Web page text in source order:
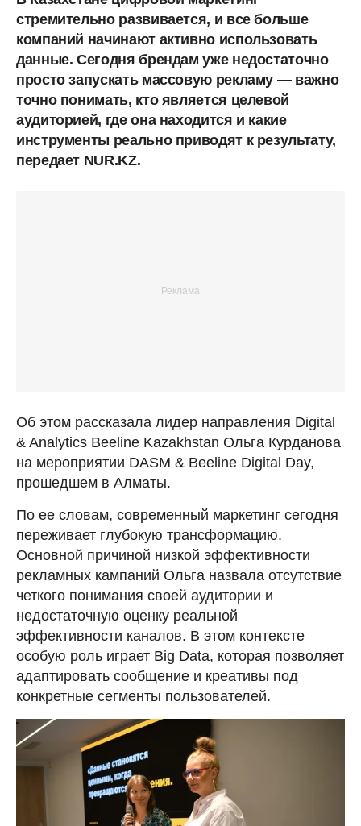
стремительно развивается, и все больше
компаний начинают активно использовать
данные. Сегодня брендам уже недостаточно
просто запускать массовую рекламу — важно
точно понимать, кто является целевой
аудиторией, где она находится и какие
инструменты реально приводят к результату,
передает NUR.KZ.
Об этом рассказала лидер направления Digital
& Analytics Beeline Kazakhstan Ольга Курданова
на мероприятии DASM & Beeline Digital Day,
прошедшем в Алматы.
По ее словам, современный маркетинг сегодня
переживает глубокую трансформацию.
Основной причиной низкой эффективности
рекламных кампаний Ольга назвала отсутствие
четкого понимания своей аудитории и
недостаточную оценку реальной
эффективности каналов. В этом контексте
особую роль играет Big Data, которая позволяет
адаптировать сообщение и креативы под
конкретные сегменты пользователей.